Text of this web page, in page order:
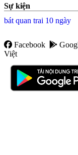
Sự kiện
bát quan trai 10 ngày
Facebook
Việt